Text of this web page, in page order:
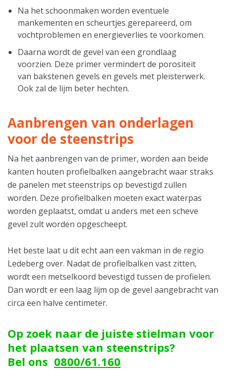
Na het schoonmaken worden eventuele
mankementen en scheurtjes gerepareerd, om
vochtproblemen en energieverlies te voorkomen.
Daarna wordt de gevel van een grondlaag
voorzien. Deze primer vermindert de porositeit
van bakstenen gevels en gevels met pleisterwerk.
Ook zal de lijm beter hechten.
Aanbrengen van onderlagen
voor de steenstrips
Na het aanbrengen van de primer, worden aan beide
kanten houten profielbalken aangebracht waar straks
de panelen met steenstrips op bevestigd zullen
worden. Deze profielbalken moeten exact waterpas
worden geplaatst, omdat u anders met een scheve
gevel zult worden opgescheept.
Het beste laat u dit echt aan een vakman in de regio
Ledeberg over. Nadat de profielbalken vast zitten,
wordt een metselkoord bevestigd tussen de profielen.
Dan wordt er een laag lijm op de gevel aangebracht van
circa een halve centimeter.
Op zoek naar de juiste stielman voor
het plaatsen van steenstrips?
Bel ons 0800/61.160